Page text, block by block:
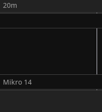
20m
Mikro 14